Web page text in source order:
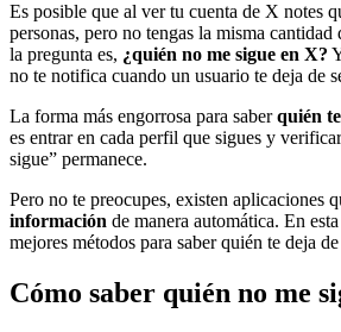
Es posible que al ver tu cuenta de X notes
personas, pero no tengas la misma cantidad
la pregunta es, ¿quién no me sigue en X?
no te notifica cuando un usuario te deja de
La forma más engorrosa para saberquién
es entrar en cada perfil que sigues y
sigue” permanece.
Pero no te preocupes, existen aplicaciones
información de manera automática. En
mejores métodos para saber quién te deja
Cómo saber quién no me